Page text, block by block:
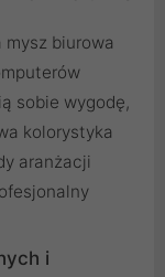
mysz biurowa
sobie wygodę,
kolorystyka
aranżacji
i